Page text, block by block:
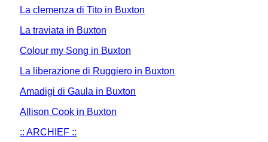
La clemenza di Tito in Buxton
La traviata in Buxton
Colour my Song in Buxton
La liberazione di Ruggiero in Buxton
Amadigi di Gaula in Buxton
Allison Cook in Buxton
:: ARCHIEF ::